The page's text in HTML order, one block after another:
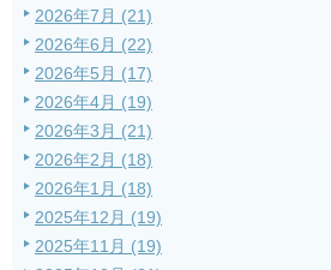
2026年7月 (21)
2026年6月 (22)
2026年5月 (17)
2026年4月 (19)
2026年3月 (21)
2026年2月 (18)
2026年1月 (18)
2025年12月 (19)
2025年11月 (19)